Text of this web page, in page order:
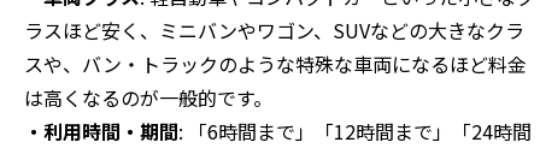
ラスほど安く、ミニバンやワゴン、SUVなどの大きなクラ
スや、バン・トラックのような特殊な車両になるほど料金
は高くなるのが一般的です。
・利用時間・期間: 「6時間まで」「12時間まで」「24時間